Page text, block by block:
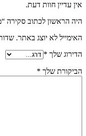
אין עדיין חוות דעת.
היה הראשון לכתוב סקירה
האימייל לא יוצג באתר.
הדירוג שלך *
הביקורת שלך *